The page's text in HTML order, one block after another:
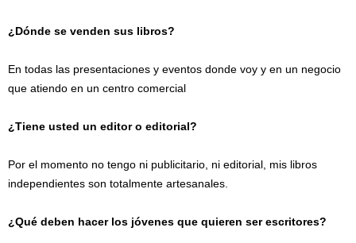
¿Dónde se venden sus libros?
En todas las presentaciones y eventos donde voy y en un negocio
que atiendo en un centro comercial
¿Tiene usted un editor o editorial?
Por el momento no tengo ni publicitario, ni editorial, mis libros
independientes son totalmente artesanales.
¿Qué deben hacer los jóvenes que quieren ser escritores?